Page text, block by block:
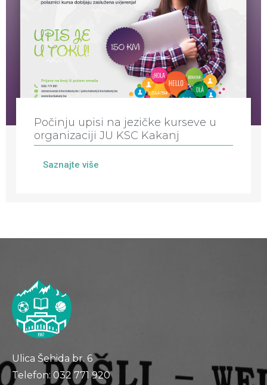
Počinju upisi na jezičke kurseve u
organizaciji JU KSC Kakanj
Saznajte više
Ulica Šehida br. 6
Telefon: 032 771 920